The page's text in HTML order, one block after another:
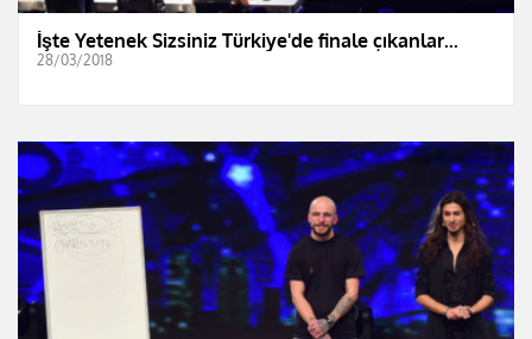
İşte Yetenek Sizsiniz Türkiye'de finale çıkanlar...
28/03/2018